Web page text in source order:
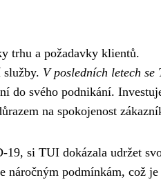
trhu a požadavky klientů.
služby. V posledních letech se
do svého podnikání.
na spokojenost
19, si TUI dokázala udržet
náročným podmínkám, což je